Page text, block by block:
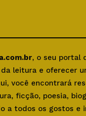
, o seu portal
leitura e oferecer
você encontrará
ficção, poesia,
a todos os gostos e